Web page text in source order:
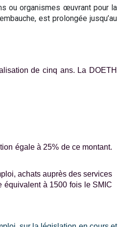
ou organismes œuvrant pour la
est prolongée jusqu’au
de cinq ans. La DOETH
égale à 25% de ce montant.
achats auprès des services
équivalent à 1500 fois le SMIC